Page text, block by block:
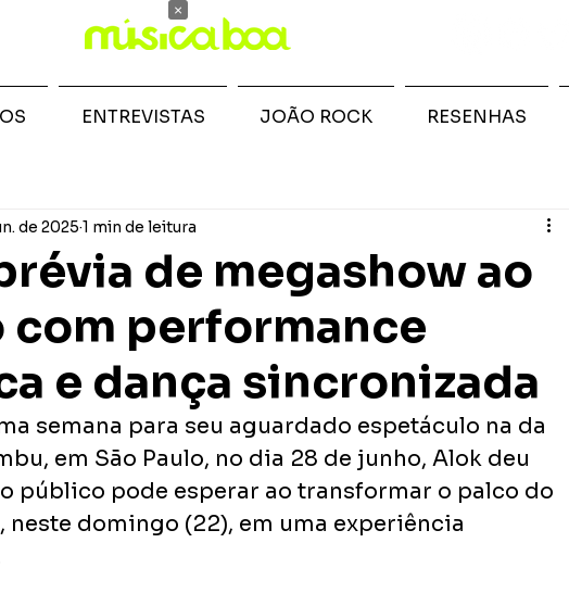
de megashow ao
com performance
e dança sincronizada
de 2025 1 min de leitura
semana para seu aguardado espetáculo na da
em São Paulo, no dia 28 de junho, Alok deu
público pode esperar ao transformar o palco do
neste domingo (22), em uma experiência
ENTREVISTAS JOÃO ROCK RESENHAS
×